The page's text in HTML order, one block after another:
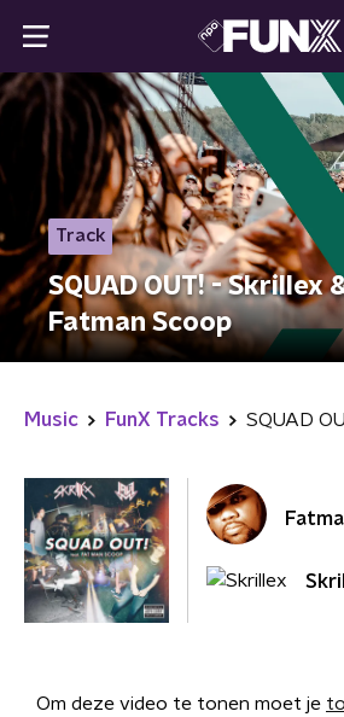
Track
SQUAD OUT! - Skrillex
Fatman Scoop
Music FunX Tracks SQUAD
Om deze video te tonen moet je